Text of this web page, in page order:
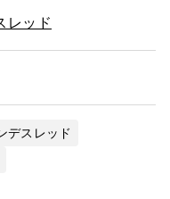
レッド
デスレッド